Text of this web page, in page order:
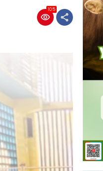
105